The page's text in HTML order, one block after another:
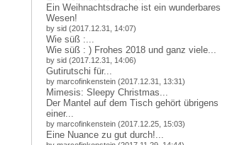
Ein Weihnachtsdrache ist ein wunderbares
Wesen!
by sid (2017.12.31, 14:07)
Wie süß :...
Wie süß : ) Frohes 2018 und ganz viele...
by sid (2017.12.31, 14:06)
Gutirutschi für...
by marcofinkenstein (2017.12.31, 13:31)
Mimesis: Sleepy Christmas...
Der Mantel auf dem Tisch gehört übrigens
einer...
by marcofinkenstein (2017.12.25, 15:03)
Eine Nuance zu gut durch!...